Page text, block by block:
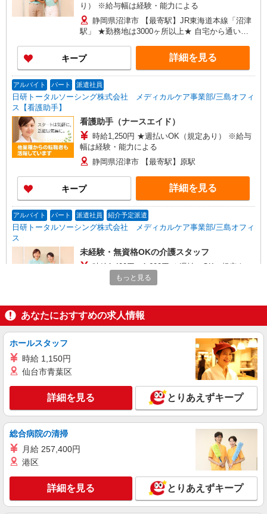
り） ※給与幅は経験・能力による
静岡県沼津市 【最寄駅】JR東海道本線「沼津
駅」 ★勤務地は3000ヶ所以上★ 自宅から通いや
い！！
キープ 詳細を見る
アルバイト パート 派遣社員
日研トータルソーシング株式会社 メディカルケア事業部/三島オフィ
ス【看護助手】
看護助手（ナースエイド）
時給1,250円 ★週払いOK（規定あり） ※給与
幅は経験・能力による
静岡県沼津市 【最寄駅】原駅
キープ 詳細を見る
アルバイト パート 派遣社員 紹介予定派遣
日研トータルソーシング株式会社 メディカルケア事業部/三島オフィ
ス
未経験・無資格OKの介護スタッフ
時給1,400円〜1,600円 ★週払いOK（規定あ
り） ※給与幅は経験・能力による
きな勤務地をお選び下さい！！
キープ 詳細を見る
アルバイト パート
日研トータルソーシング株式会社 メディカルケア事業部/三島オフィ
介護スタッフ／資格あり or 経験者
時給1,450円〜1,600円 ◆初任者研修：時給
1,450円〜 ◆介護福祉士：時給1,600円〜 ※経験者
は3ヶ月以上 ※給与幅は経験・能力による ★週払
静岡県沼津市 【最寄駅】JR御殿場線「大岡」
駅 ★勤務地は3000ヶ所以上★ 自宅から通いやす
いエリアなど、お好きな勤務地をお選び下さ
詳細を見る
日研トータルソーシング株式会社 メディカルケア事業部/三島オフィ
もっと見る
あなたにおすすめの求人情報
ホールスタッフ
時給 1,150円
仙台市青葉区
詳細を見る とりあえずキープ
総合病院の清掃
月給 257,400円
港区
詳細を見る とりあえずキープ